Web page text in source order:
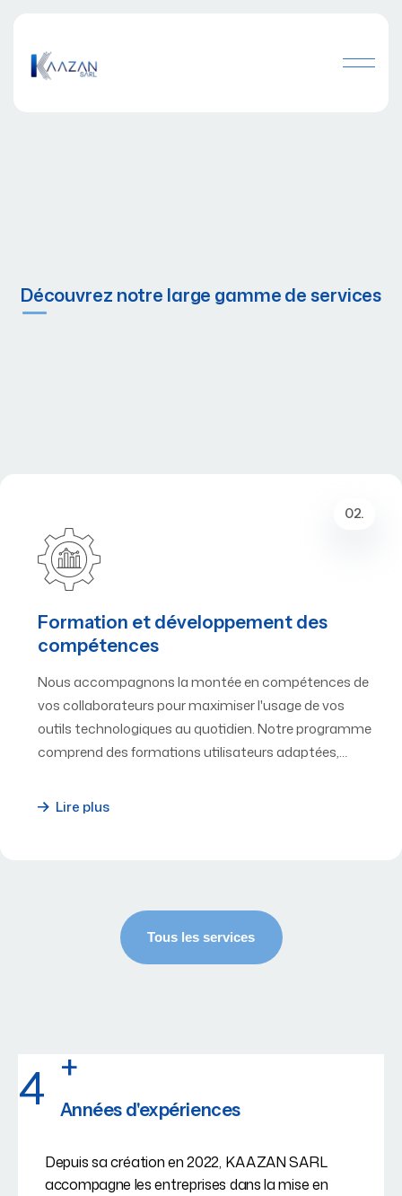
Découvrez notre large gamme de services
02.
Formation et développement des
compétences
Nous accompagnons la montée en compétences de
vos collaborateurs pour maximiser l'usage de vos
outils technologiques au quotidien. Notre programme
comprend des formations utilisateurs adaptées,…
Lire plus
4 +
Années d'expériences
Depuis sa création en 2022, KAAZAN SARL
accompagne les entreprises dans la mise en